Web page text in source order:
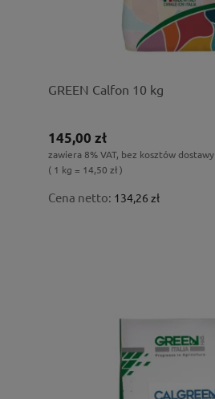
GREEN Calfon 10 kg
145,00 zł
zawiera 8% VAT, bez kosztów dostawy
( 1 kg = 14,50 zł )
Cena netto: 134,26 zł